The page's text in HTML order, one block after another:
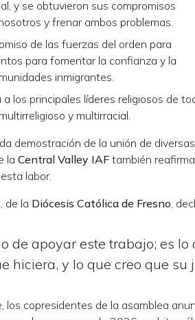
y se obtuvieron sus compromisos
y frenar ambos problemas.
de las fuerzas del orden para
para fomentar la confianza y la
inmigrantes.
a los principales líderes religiosos de
y multirracial.
demostración de la unión de
la Central Valley IAF también
labor.
de la Diócesis Católica de Fresno ,
de apoyar este trabajo; es
hiciera, y lo que creo que su
los copresidentes de la asamblea